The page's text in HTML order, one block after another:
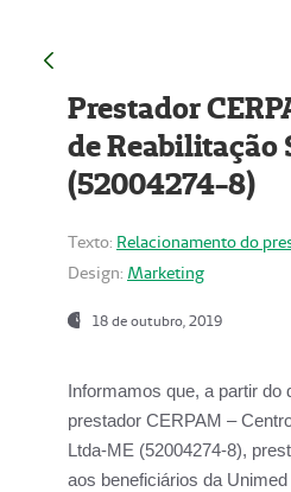
Prestador
de Reabilitação
(52004274-8)
Texto: Relacionamento do
Design: Marketing
18 de outubro, 2019
Informamos que, a partir do
prestador CERPAM –
Ltda-ME (52004274-8),
aos beneficiários da